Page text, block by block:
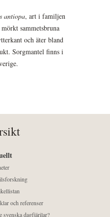
antiopa, art i familjen
sammetsbruna
och äter bland
Sorgmantel finns i
och referenser
dagfjärilar?